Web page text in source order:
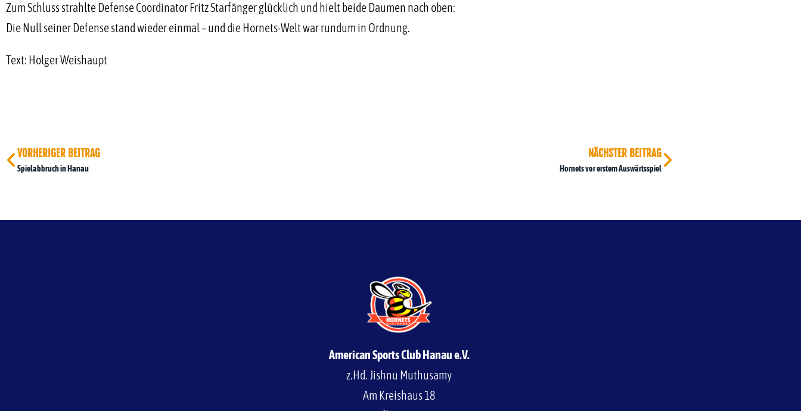
Zum Schluss strahlte Defense Coordinator Fritz Starfänger glücklich und hielt beide Daumen nach oben:
Die Null seiner Defense stand wieder einmal – und die Hornets-Welt war rundum in Ordnung.
Text: Holger Weishaupt
VORHERIGER BEITRAG
Spielabbruch in Hanau
NÄCHSTER BEITRAG
Hornets vor erstem Auswärtsspiel
American Sports Club Hanau e.V.
z.Hd. Jishnu Muthusamy
Am Kreishaus 18